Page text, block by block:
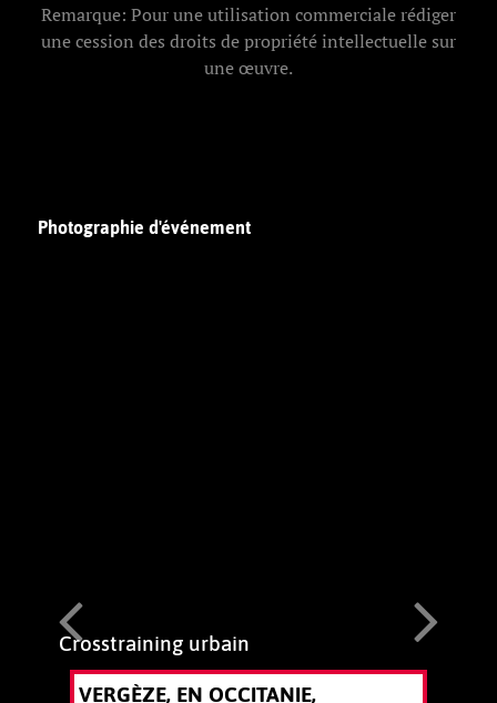
Remarque: Pour une utilisation commerciale rédiger
une cession des droits de propriété intellectuelle sur
une œuvre.
Photographie d'événement
Crosstraining urbain
VERGÈZE, EN OCCITANIE,